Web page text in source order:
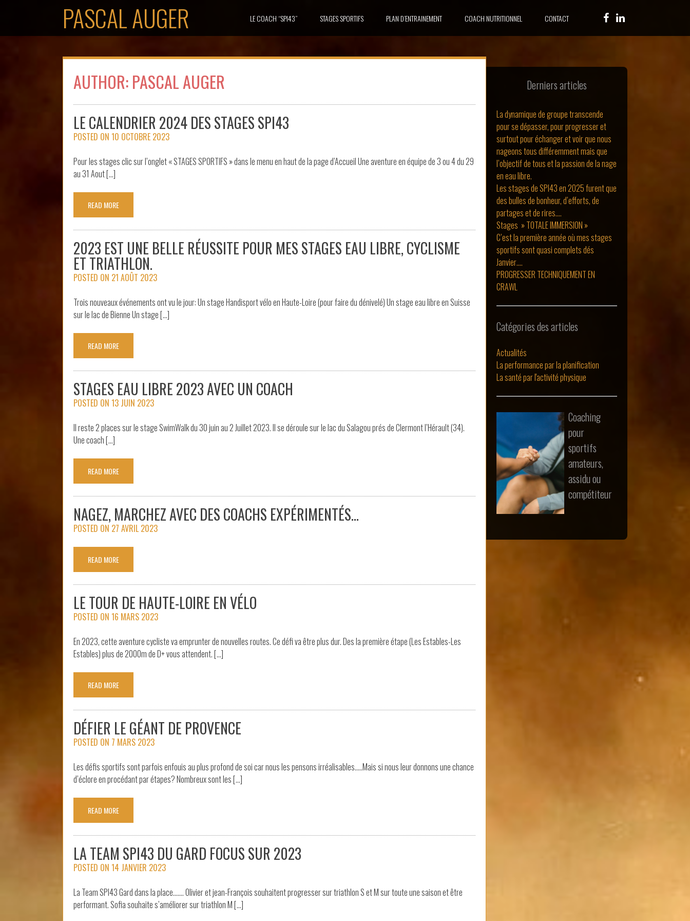
PASCAL AUGER LE COACH “SPI43” STAGES SPORTIFS PLAN D’ENTRAINEMENT COACH NUTRITIONNEL CONTACT
AUTHOR:PASCAL AUGER
LE CALENDRIER 2024 DES STAGES SPI43
POSTED ON 10 OCTOBRE 2023
Pour les stages clic sur l’onglet « STAGES SPORTIFS » dans le menu en haut de la page d’Accueil Une aventure en équipe de 3 ou 4 du 29
au 31 Aout […]
READ MORE
2023 EST UNE BELLE RÉUSSITE POUR MES STAGES EAU LIBRE, CYCLISME
ET TRIATHLON.
POSTED ON 21 AOÛT 2023
Trois nouveaux événements ont vu le jour: Un stage Handisport vélo en Haute-Loire (pour faire du dénivelé) Un stage eau libre en Suisse
sur le lac de Bienne Un stage […]
READ MORE
STAGES EAU LIBRE 2023 AVEC UN COACH
POSTED ON 13 JUIN 2023
Il reste 2 places sur le stage SwimWalk du 30 juin au 2 Juillet 2023. Il se déroule sur le lac du Salagou prés de Clermont l’Hérault (34).
Une coach […]
READ MORE
NAGEZ, MARCHEZ AVEC DES COACHS EXPÉRIMENTÉS…
POSTED ON 27 AVRIL 2023
READ MORE
LE TOUR DE HAUTE-LOIRE EN VÉLO
POSTED ON 16 MARS 2023
En 2023, cette aventure cycliste va emprunter de nouvelles routes. Ce défi va être plus dur. Des la première étape (Les Estables-Les
Estables) plus de 2000m de D+ vous attendent. […]
READ MORE
DÉFIER LE GÉANT DE PROVENCE
POSTED ON 7 MARS 2023
Les défis sportifs sont parfois enfouis au plus profond de soi car nous les pensons irréalisables…..Mais si nous leur donnons une chance
d’éclore en procédant par étapes? Nombreux sont les […]
READ MORE
LA TEAM SPI43 DU GARD FOCUS SUR 2023
POSTED ON 14 JANVIER 2023
La Team SPI43 Gard dans la place……. Olivier et jean-François souhaitent progresser sur triathlon S et M sur toute une saison et être
performant. Sofia souhaite s’améliorer sur triathlon M […]
Derniers articles
La dynamique de groupe transcende
pour se dépasser, pour progresser et
surtout pour échanger et voir que nous
nageons tous différemment mais que
l’objectif de tous et la passion de la nage
en eau libre.
Les stages de SPI43 en 2025 furent que
des bulles de bonheur, d’efforts, de
partages et de rires….
Stages » TOTALE IMMERSION »
C’est la première année où mes stages
sportifs sont quasi complets dés
Janvier….
PROGRESSER TECHNIQUEMENT EN
CRAWL
Catégories des articles
Actualités
La performance par la planification
La santé par l'activité physique
Coaching
pour
sportifs
amateurs,
assidu ou
compétiteur